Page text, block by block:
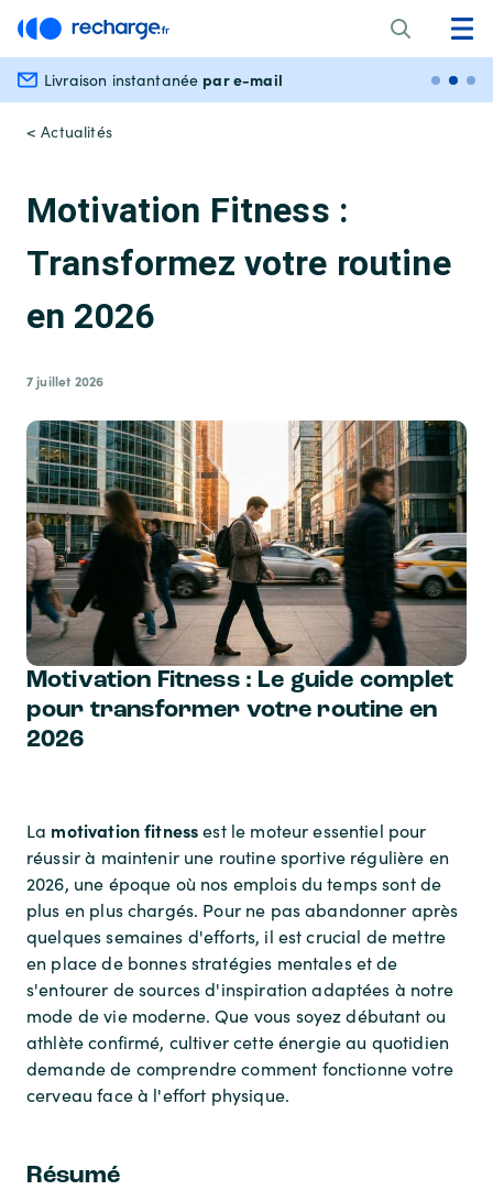
Livraison instantanée par e-mail
< Actualités
Motivation Fitness :
Transformez votre routine
en 2026
7 juillet 2026
Motivation Fitness : Le guide complet
pour transformer votre routine en
2026
La motivation fitnessest le moteur essentiel pour
réussir à maintenir une routine sportive régulière en
2026, une époque où nos emplois du temps sont de
plus en plus chargés. Pour ne pas abandonner après
quelques semaines d'efforts, il est crucial de mettre
en place de bonnes stratégies mentales et de
s'entourer de sources d'inspiration adaptées à notre
mode de vie moderne. Que vous soyez débutant ou
athlète confirmé, cultiver cette énergie au quotidien
demande de comprendre comment fonctionne votre
cerveau face à l'effort physique.
Résumé